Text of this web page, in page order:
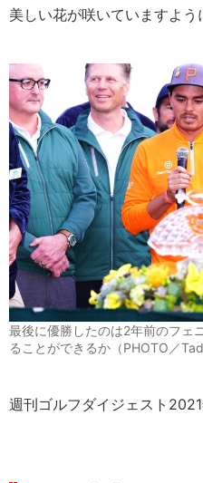
美しい花が咲いていますよう
最後に優勝したのは2年前のフェ
ることができるか（PHOTO／
週刊ゴルフダイジェスト